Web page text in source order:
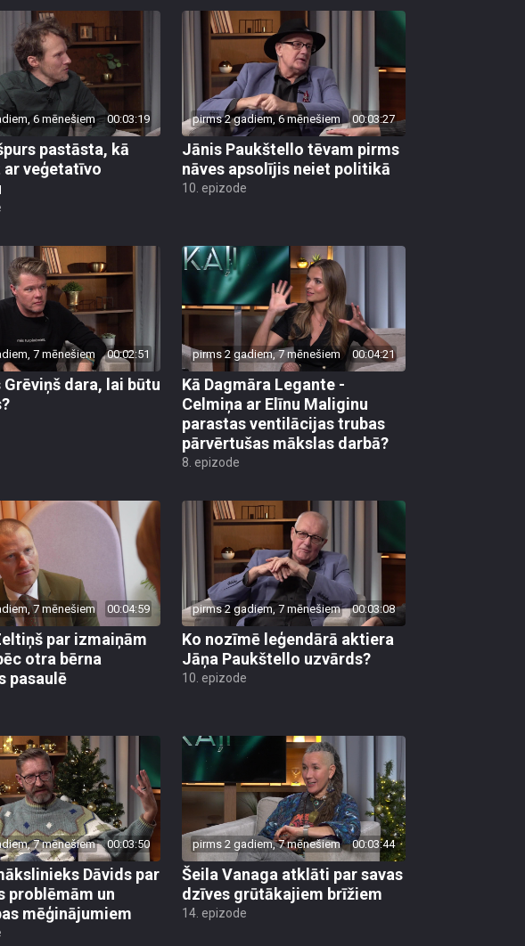
6 mēnešiem 00:03:19
pastāsta, kā
veģetatīvo
pirms 2 gadiem, 6 mēnešiem 00:03:27
Jānis Paukštello tēvam pirms
nāves apsolījis neiet politikā
10. epizode
7 mēnešiem 00:02:51
Grēviņš dara, lai būtu
pirms 2 gadiem, 7 mēnešiem 00:04:21
Kā Dagmāra Legante -
Celmiņa ar Elīnu Maliginu
parastas ventilācijas trubas
pārvērtušas mākslas darbā?
8. epizode
7 mēnešiem 00:04:59
par izmaiņām
otra bērna
pasaulē
pirms 2 gadiem, 7 mēnešiem 00:03:08
Ko nozīmē leģendārā aktiera
Jāņa Paukštello uzvārds?
10. epizode
7 mēnešiem 00:03:50
Dāvids par
problēmām un
mēģinājumiem
pirms 2 gadiem, 7 mēnešiem 00:03:44
Šeila Vanaga atklāti par savas
dzīves grūtākajiem brīžiem
14. epizode